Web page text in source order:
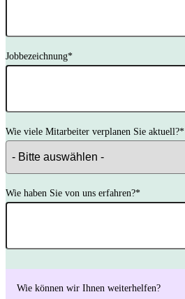
Jobbezeichnung*
Wie viele Mitarbeiter verplanen Sie aktuell?*
Wie haben Sie von uns erfahren?*
Wie können wir Ihnen weiterhelfen?